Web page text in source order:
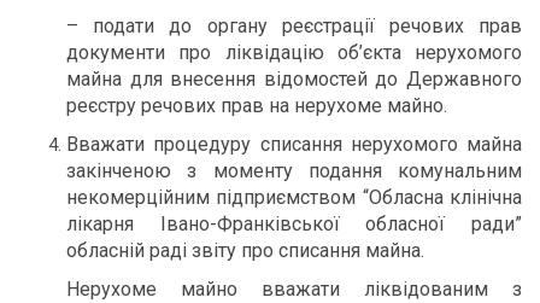
– подати до органу реєстрації речових прав
документи про ліквідацію об’єкта нерухомого
майна для внесення відомостей до Державного
реєстру речових прав на нерухоме майно.
Вважати процедуру списання нерухомого майна
закінченою з моменту подання комунальним
некомерційним підприємством “Обласна клінічна
лікарня Івано-Франківської обласної ради”
обласній раді звіту про списання майна.
Нерухоме майно вважати ліквідованим з